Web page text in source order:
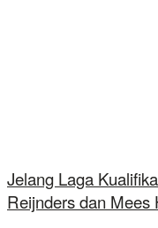
Jelang Laga
Reijnders dan Mees